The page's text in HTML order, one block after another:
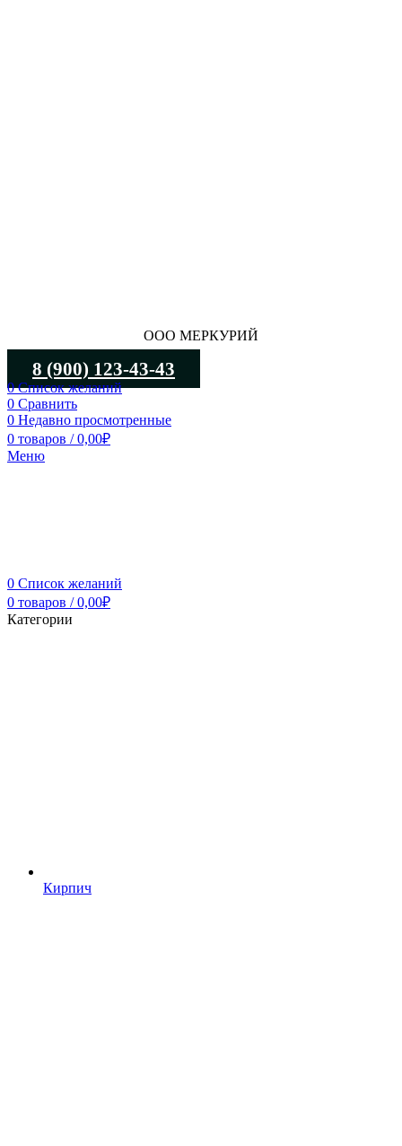
ООО МЕРКУРИЙ
8 (900) 123-43-43
0Список желаний
0 Сравнить
0 Недавно просмотренные
0 товаров / 0,00₽
Меню
0 Список желаний
0 товаров / 0,00₽
Категории
Кирпич